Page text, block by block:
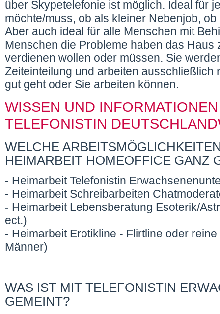
über Skypetelefonie ist möglich. Ideal für
möchte/muss, ob als kleiner Nebenjob,
Aber auch ideal für alle Menschen mit
Menschen die Probleme haben das
verdienen wollen oder müssen. Sie
Zeiteinteilung und arbeiten
gut geht oder Sie arbeiten können.
WISSEN UND
TELEFONISTIN
WELCHE
HEIMARBEIT HOMEOFFICE GANZ
- Heimarbeit Telefonistin
- Heimarbeit Schreibarbeiten
- Heimarbeit Lebensberatung Esoterik/
ect.)
- Heimarbeit Erotikline - Flirtline oder
Männer)
WAS IST MIT TELEFONISTIN
GEMEINT?